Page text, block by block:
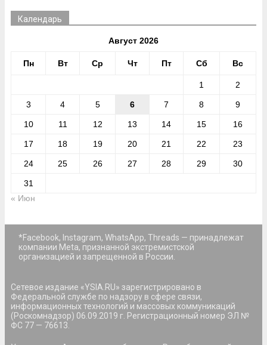
Календарь
Август 2026
Пн Вт Ср Чт Пт Сб Вс
1 2
3 4 5 6 7 8 9
10 11 12 13 14 15 16
17 18 19 20 21 22 23
24 25 26 27 28 29 30
31
« Июн
*Facebook, Instagram, WhatsApp, Threads — принадлежат
компании Meta, признанной экстремистской
организацией и запрещенной в России.
Сетевое издание «YSIA.RU» зарегистрировано в
Федеральной службе по надзору в сфере связи,
информационных технологий и массовых коммуникаций
(Роскомнадзор) 06.09.2019 г. Регистрационный номер ЭЛ №
ФС 77 — 76613.